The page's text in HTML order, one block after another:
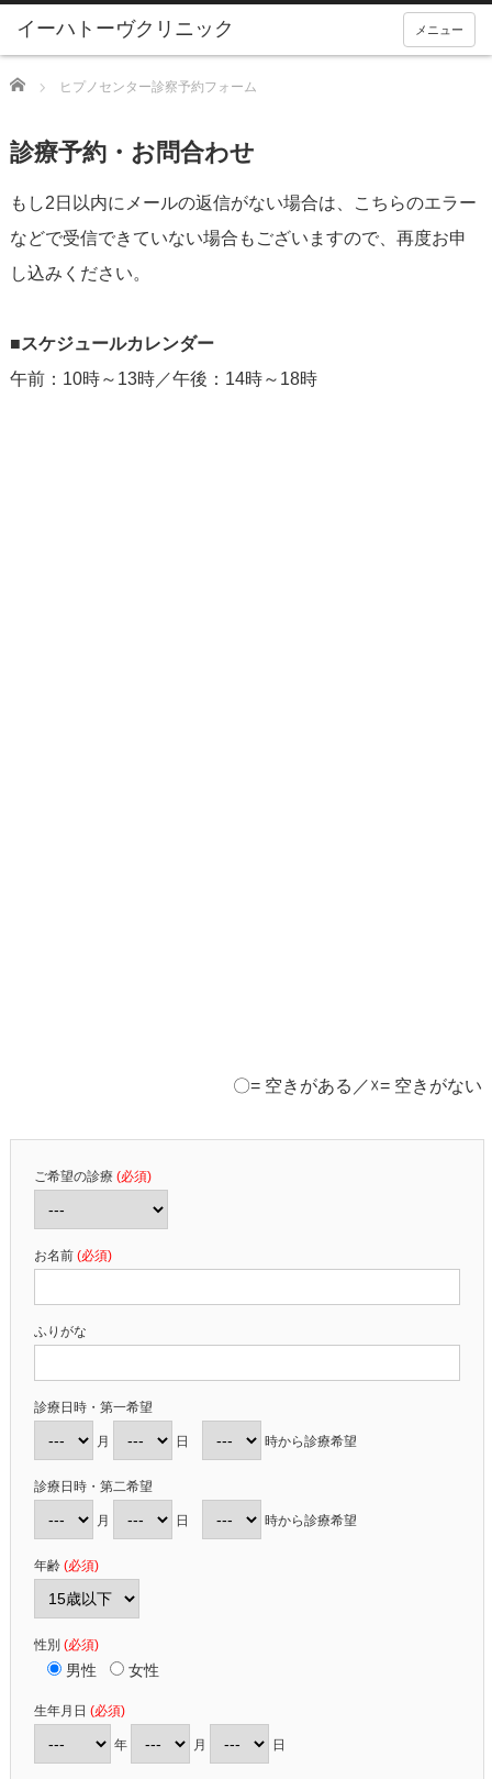
メニュー
Home ヒプノセンター診察予約フォーム
診療予約・お問合わせ
もし2日以内にメールの返信がない場合は、こちらのエラー
などで受信できていない場合もございますので、再度お申
し込みください。
■スケジュールカレンダー
午前：10時～13時／午後：14時～18時
〇= 空きがある／☓= 空きがない
ご希望の診療 (必須)
お名前 (必須)
ふりがな
診療日時・第一希望
月 日 時から診療希望
診療日時・第二希望
月 日 時から診療希望
年齢 (必須)
性別 (必須)
男性 女性
生年月日 (必須)
年 月 日